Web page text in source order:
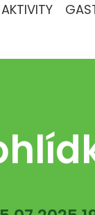
AKTIVITY